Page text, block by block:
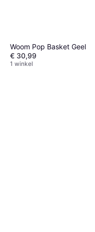
Woom Pop Basket Geel
€ 30,99
1 winkel